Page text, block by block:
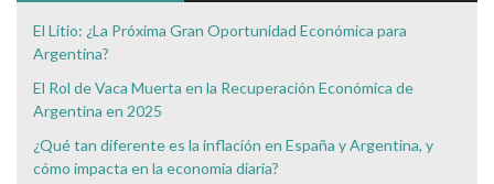
El Litio: ¿La Próxima Gran Oportunidad Económica para
Argentina?
El Rol de Vaca Muerta en la Recuperación Económica de
Argentina en 2025
¿Qué tan diferente es la inflación en España y Argentina, y
cómo impacta en la economía diaria?